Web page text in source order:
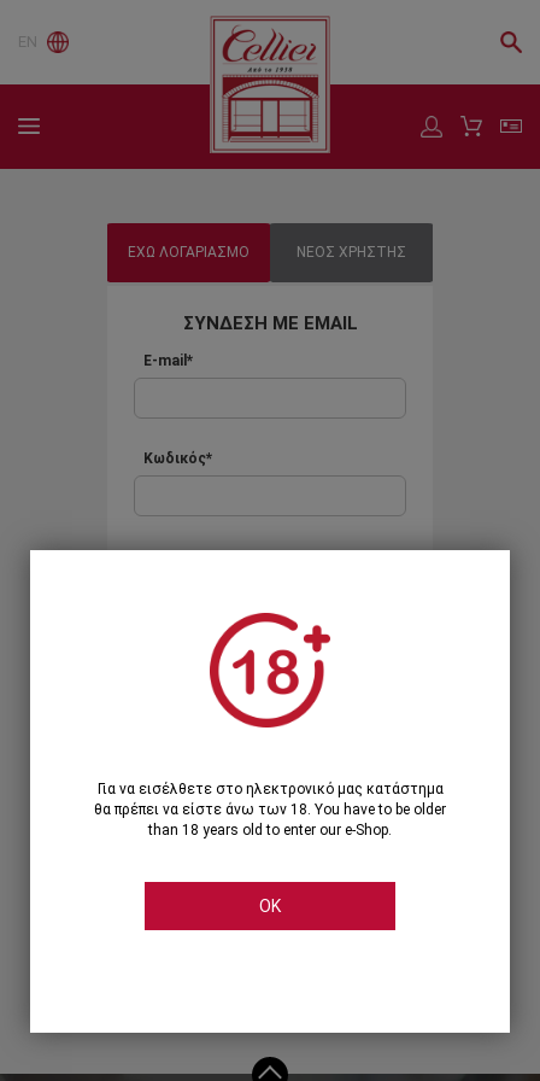
EN
ΕΧΩ ΛΟΓΑΡΙΑΣΜΟ ΝΕΟΣ ΧΡΗΣΤΗΣ
ΣΥΝΔΕΣΗ ΜΕ EMAIL
E-mail*
Κωδικός*
Ξεχάσατε τον κωδικό;
Ή
ΣΥΝΔΕΣΗ ΜΕ ...
Για να εισέλθετε στο ηλεκτρονικό μας κατάστημα
θα πρέπει να είστε άνω των 18. You have to be older
than 18 years old to enter our e-Shop.
OK